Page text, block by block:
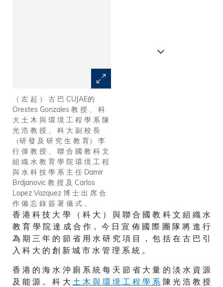
（ 左 起 ） 古 巴 CUJAE的
Orestes Gonzales 教 授 、 科
大 土 木 與 環 境 工 程 學 系 陳
光 浩 教 授 、 科 大 副 校 長
（研 發 及 研 究 生 教 育） 李
行 偉 教 授 、 聯 合 國 教 科 文
組 織 水 教 育 學 院 環 境 工 程
與 水 科 技 學 系 主 任 Damir
Brdjanovic 教 授 及 Carlos
Lopez Vazquez 博 士 出 席 合
作 備 忘 錄 簽 署 儀 式 。
香 港 科 技 大 學 （ 科 大 ） 與 聯 合 國 教 科 文 組 織 水
教 育 學 院 達 成 合 作， 今 日 宣 佈 國 際 團 隊 將 進 行
為 期 三 年 的 節 省 用 水 研 究 項 目 ， 包 括 在 古 巴 引
入 科 大 的 創 新 城 市 水 管 理 系 統 。
香 港 的 海 水 沖 廁 系 統 每 天 節 省 大 量 的 淡 水 資 源
及 能 源 。 科 大 土 木 與 環 境 工 程 學 系 陳 光 浩 教 授